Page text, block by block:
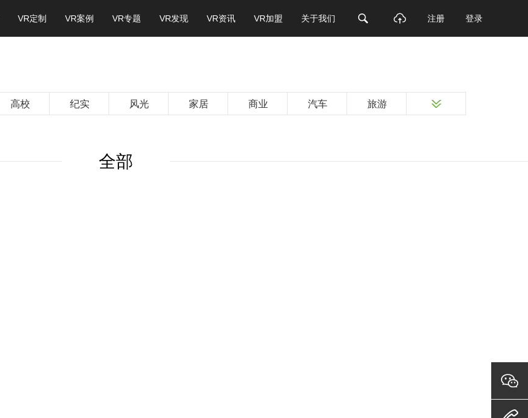
VR定制 VR案例 VR专题 VR发现 VR资讯 VR加盟 关于我们 注册 登录
高校 纪实 风光 家居 商业 汽车 旅游
全部